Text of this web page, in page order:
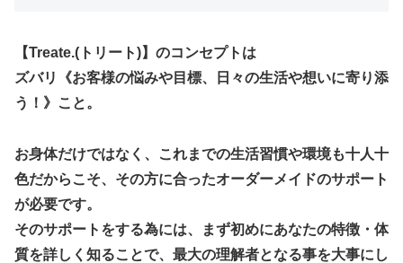
【Treate.(トリート)】のコンセプトは
ズバリ《お客様の悩みや目標、日々の生活や想いに寄り添
う！》こと。
お身体だけではなく、これまでの生活習慣や環境も十人十
色だからこそ、その方に合ったオーダーメイドのサポート
が必要です。
そのサポートをする為には、まず初めにあなたの特徴・体
質を詳しく知ることで、最大の理解者となる事を大事にし